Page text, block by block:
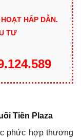
HẤP DẪN.
TƯ
Tiên Plaza
phức hợp thương